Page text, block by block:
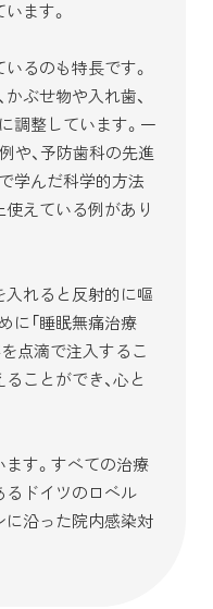
ます。
るのも特長です。
ぶせ物や入れ歯、
調整しています。一
や、予防歯科の先進
学んだ科学的方法
使えている例があり
れると反射的に嘔
に「睡眠無痛治療
を点滴で注入するこ
ことができ、心と
す。すべての治療
るドイツのロベル
に沿った院内感染対